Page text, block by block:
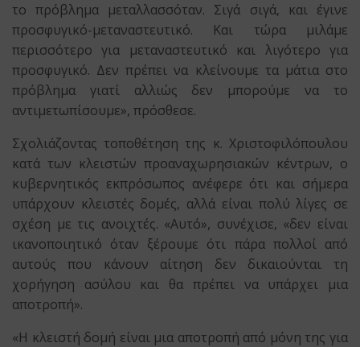
το πρόβλημα μεταλλασσόταν. Σιγά σιγά, και έγινε
προσφυγικό-μεταναστευτικό. Και τώρα μιλάμε
περισσότερο για μεταναστευτικό και λιγότερο για
προσφυγικό. Δεν πρέπει να κλείνουμε τα μάτια στο
πρόβλημα γιατί αλλιώς δεν μπορούμε να το
αντιμετωπίσουμε», πρόσθεσε.
Σχολιάζοντας τοποθέτηση της κ. Χριστοφιλόπουλου
κατά των κλειστών προαναχωρησιακών κέντρων, ο
κυβερνητικός εκπρόσωπος ανέφερε ότι και σήμερα
υπάρχουν κλειστές δομές, αλλά είναι πολύ λίγες σε
σχέση με τις ανοιχτές. «Αυτό», συνέχισε, «δεν είναι
ικανοποιητικό όταν ξέρουμε ότι πάρα πολλοί από
αυτούς που κάνουν αίτηση δεν δικαιούνται τη
χορήγηση ασύλου και θα πρέπει να υπάρχει μια
αποτροπή».
«Η κλειστή δομή είναι μια αποτροπή από μόνη της για